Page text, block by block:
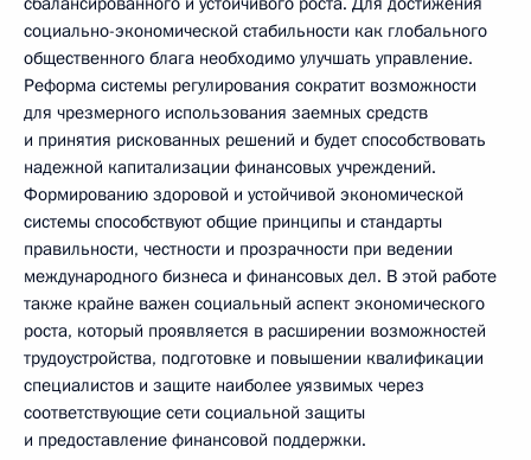
социально-экономической стабильности как глобального
общественного блага необходимо улучшать управление.
Реформа системы регулирования сократит возможности
для чрезмерного использования заемных средств
и принятия рискованных решений и будет способствовать
надежной капитализации финансовых учреждений.
Формированию здоровой и устойчивой экономической
системы способствуют общие принципы и стандарты
правильности, честности и прозрачности при ведении
международного бизнеса и финансовых дел. В этой работе
также крайне важен социальный аспект экономического
роста, который проявляется в расширении возможностей
трудоустройства, подготовке и повышении квалификации
специалистов и защите наиболее уязвимых через
соответствующие сети социальной защиты
и предоставление финансовой поддержки.